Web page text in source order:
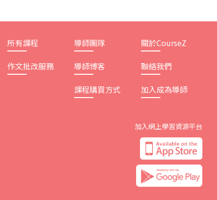
所有課程
作文批改服務
導師團隊
導師博客
課程購買方式
關於CourseZ
聯絡我們
加入成為導師
加入網上學習資源平台